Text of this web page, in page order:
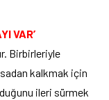
VAR’
Birbirleriyle
kalkmak için
ileri sürmek